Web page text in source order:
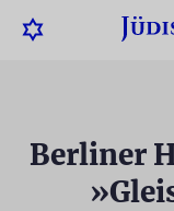
Berliner